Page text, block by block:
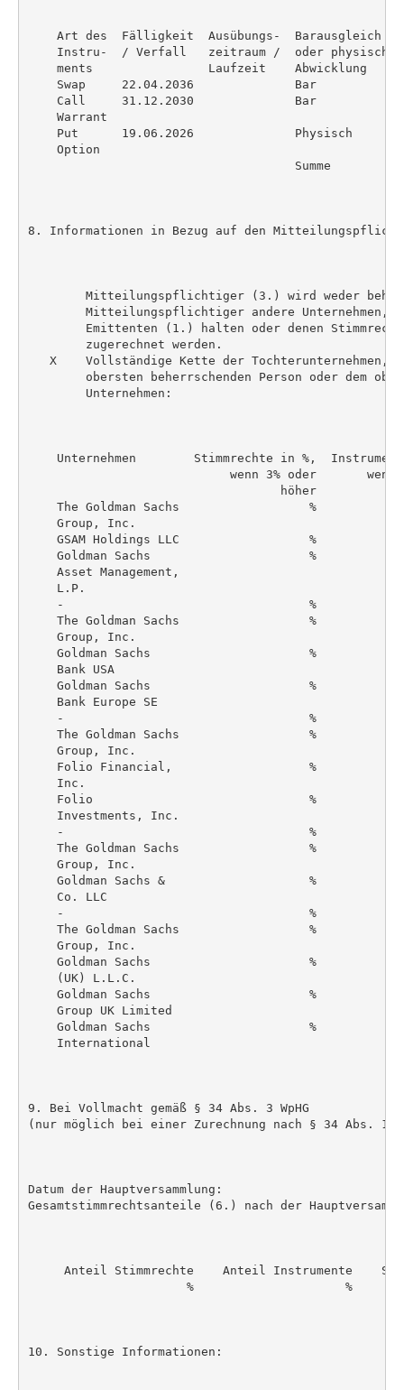
Art des  Fälligkeit  Ausübungs-  Barausgleich
Instru-  / Verfall   zeitraum /  oder physische
ments                Laufzeit    Abwicklung
Swap     22.04.2036              Bar
Call     31.12.2030              Bar
    Warrant
Put      19.06.2026              Physisch
    Option
Summe
8. Informationen in Bezug auf den
Mitteilungspflichtiger (3.) wird weder
Mitteilungspflichtiger andere Unternehmen,
Emittenten (1.) halten oder denen
        zugerechnet werden.
X    Vollständige Kette der Tochterunternehmen,
obersten beherrschenden Person oder dem
        Unternehmen:
Unternehmen        Stimmrechte in %,
wenn 3% oder       wenn
höher
The Goldman Sachs                  %
    Group, Inc.
GSAM Holdings LLC                  %
Goldman Sachs                      %
    Asset Management,
    L.P.
-                                  %
The Goldman Sachs                  %
    Group, Inc.
Goldman Sachs                      %
    Bank USA
Goldman Sachs                      %
    Bank Europe SE
-                                  %
The Goldman Sachs                  %
    Group, Inc.
Folio Financial,                   %
    Inc.
Folio                              %
    Investments, Inc.
-                                  %
The Goldman Sachs                  %
    Group, Inc.
Goldman Sachs &                    %
    Co. LLC
-                                  %
The Goldman Sachs                  %
    Group, Inc.
Goldman Sachs                      %
    (UK) L.L.C.
Goldman Sachs                      %
    Group UK Limited
Goldman Sachs                      %
    International
9. Bei Vollmacht gemäß § 34 Abs. 3 WpHG
(nur möglich bei einer Zurechnung nach § 34 Abs. 1
Datum der Hauptversammlung:
Gesamtstimmrechtsanteile (6.) nach der
Anteil Stimmrechte    Anteil Instrumente
%                     %
10. Sonstige Informationen: